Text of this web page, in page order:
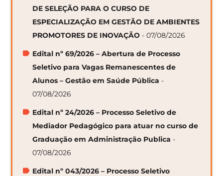
DE SELEÇÃO PARA O CURSO DE
ESPECIALIZAÇÃO EM GESTÃO DE AMBIENTES
PROMOTORES DE INOVAÇÃO - 07/08/2026
Edital nº 69/2026 – Abertura de Processo
Seletivo para Vagas Remanescentes de
Alunos – Gestão em Saúde Pública -
07/08/2026
Edital nº 24/2026 – Processo Seletivo de
Mediador Pedagógico para atuar no curso de
Graduação em Administração Publica -
07/08/2026
Edital nº 043/2026 – Processo Seletivo